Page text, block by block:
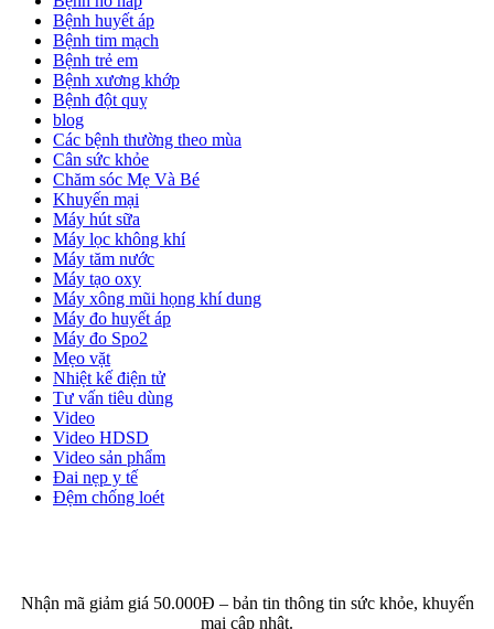
Bệnh huyết áp
Bệnh tim mạch
Bệnh trẻ em
Bệnh xương khớp
Bệnh đột quỵ
blog
Các bệnh thường theo mùa
Cân sức khỏe
Chăm sóc Mẹ Và Bé
Khuyến mại
Máy hút sữa
Máy lọc không khí
Máy tăm nước
Máy tạo oxy
Máy xông mũi họng khí dung
Máy đo huyết áp
Máy đo Spo2
Mẹo vặt
Nhiệt kế điện tử
Tư vấn tiêu dùng
Video
Video HDSD
Video sản phẩm
Đai nẹp y tế
Đệm chống loét
Nhận mã giảm giá 50.000Đ – bản tin thông tin sức khỏe, khuyến
mại cập nhật.